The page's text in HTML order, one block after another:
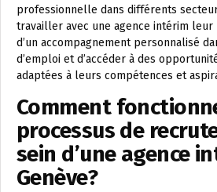
professionnelle dans différents
travailler avec une agence intérim
d’un accompagnement personnalisé
d’emploi et d’accéder à des
adaptées à leurs compétences et
Comment
processus de
sein d’une agence
Genève?